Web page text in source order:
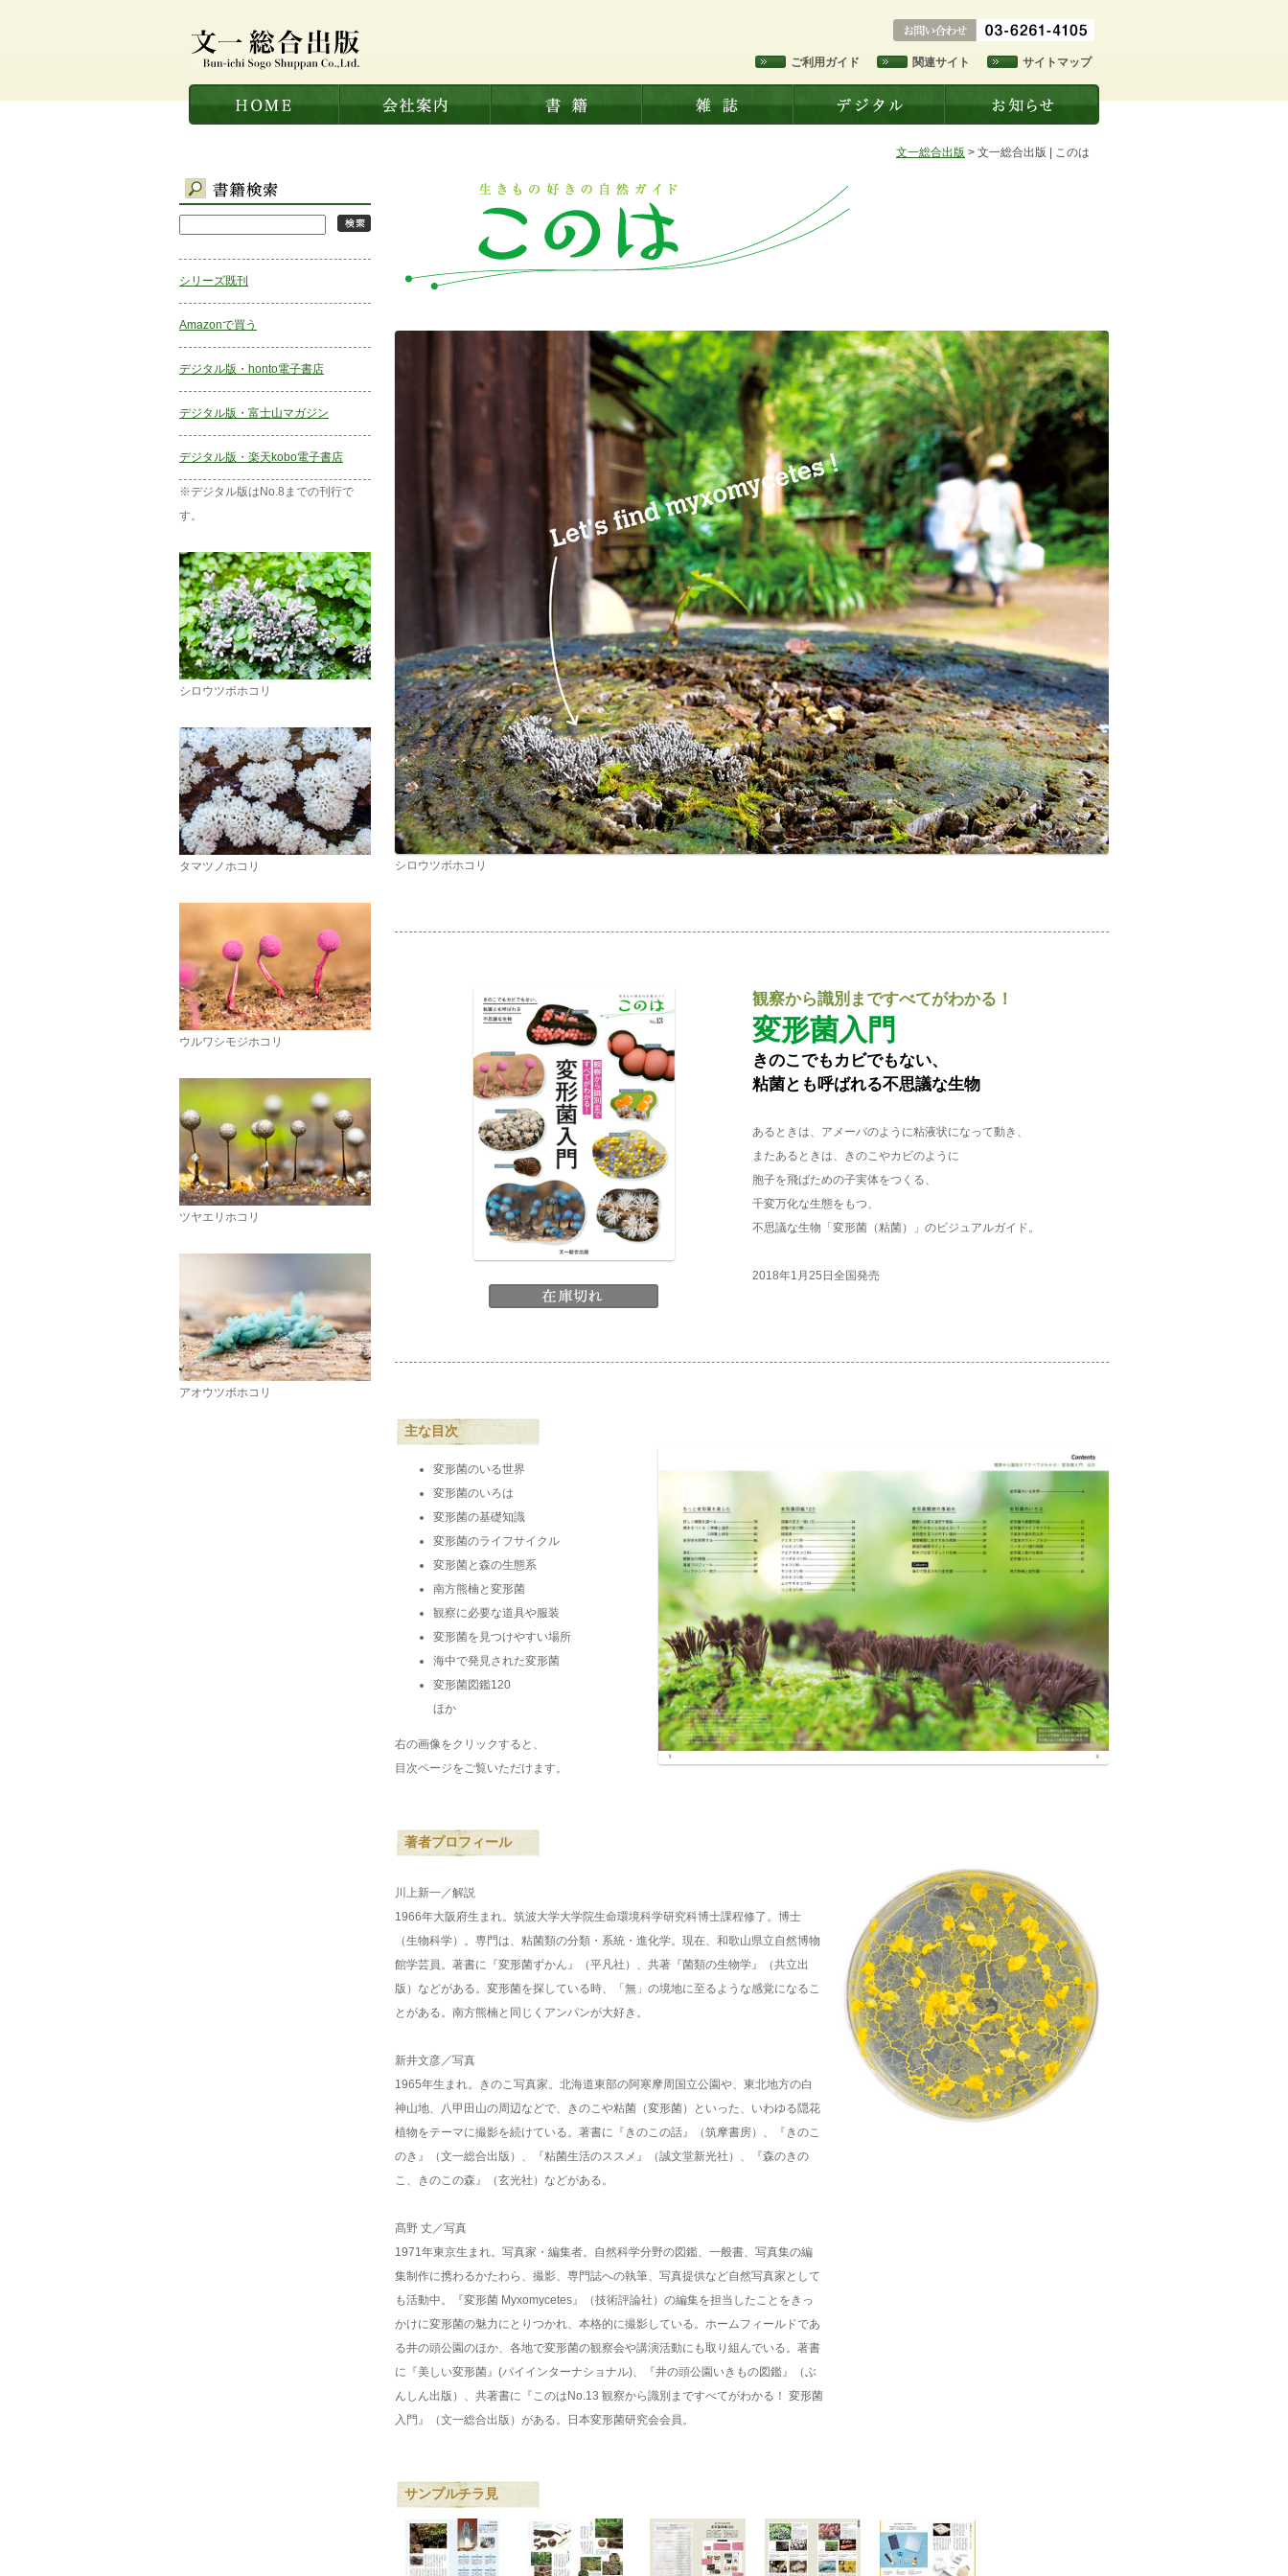
サイトマップ
関連サイト
ご利用ガイド
文一総合出版 > 文一総合出版 | このは
シリーズ既刊
Amazonで買う
デジタル版・honto電子書店
デジタル版・富士山マガジン
デジタル版・楽天kobo電子書店
※デジタル版はNo.8までの刊行で
す。
シロウツボホコリ
タマツノホコリ
ウルワシモジホコリ
ツヤエリホコリ
アオウツボホコリ
シロウツボホコリ
観察から識別まですべてがわかる！
変形菌入門
きのこでもカビでもない、
粘菌とも呼ばれる不思議な生物
あるときは、アメーバのように粘液状になって動き、
またあるときは、きのこやカビのように
胞子を飛ばための子実体をつくる、
千変万化な生態をもつ、
不思議な生物「変形菌（粘菌）」のビジュアルガイド。
2018年1月25日全国発売
主な目次
変形菌のいる世界
変形菌のいろは
変形菌の基礎知識
変形菌のライフサイクル
変形菌と森の生態系
南方熊楠と変形菌
観察に必要な道具や服装
変形菌を見つけやすい場所
海中で発見された変形菌
変形菌図鑑120
ほか
右の画像をクリックすると、
目次ページをご覧いただけます。
著者プロフィール
川上新一／解説
1966年大阪府生まれ。筑波大学大学院生命環境科学研究科博士課程修了。博士
（生物科学）。専門は、粘菌類の分類・系統・進化学。現在、和歌山県立自然博物
館学芸員。著書に『変形菌ずかん』（平凡社）、共著『菌類の生物学』（共立出
版）などがある。変形菌を探している時、「無」の境地に至るような感覚になるこ
とがある。南方熊楠と同じくアンパンが大好き。
新井文彦／写真
1965年生まれ。きのこ写真家。北海道東部の阿寒摩周国立公園や、東北地方の白
神山地、八甲田山の周辺などで、きのこや粘菌（変形菌）といった、いわゆる隠花
植物をテーマに撮影を続けている。著書に『きのこの話』（筑摩書房）、『きのこ
のき』（文一総合出版）、『粘菌生活のススメ』（誠文堂新光社）、『森のきの
こ、きのこの森』（玄光社）などがある。
髙野 丈／写真
1971年東京生まれ。写真家・編集者。自然科学分野の図鑑、一般書、写真集の編
集制作に携わるかたわら、撮影、専門誌への執筆、写真提供など自然写真家として
も活動中。『変形菌 Myxomycetes』（技術評論社）の編集を担当したことをきっ
かけに変形菌の魅力にとりつかれ、本格的に撮影している。ホームフィールドであ
る井の頭公園のほか、各地で変形菌の観察会や講演活動にも取り組んでいる。著書
に『美しい変形菌』(パイインターナショナル)、『井の頭公園いきもの図鑑』（ぶ
んしん出版）、共著書に『このはNo.13 観察から識別まですべてがわかる！ 変形菌
入門』（文一総合出版）がある。日本変形菌研究会会員。
サンプルチラ見